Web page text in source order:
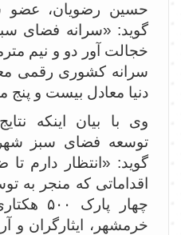
حسین رضویان،
گوید: «سرانه فضای
خجالت آور دو و نیم
سرانه کشوری رقمی
دنیا معادل بیست و پنج
وی با بیان اینکه
توسعه فضای سبز
گوید: «انتظار دارم
اقداماتی که منجر به
چهار
خرمشهر، ایثارگران و